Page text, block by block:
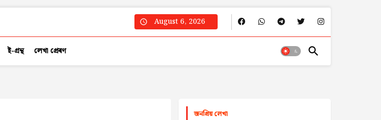
August 6, 2026
ই-গ্ৰন্থ লেখা প্ৰেৰণ
জনপ্রিয় লেখা